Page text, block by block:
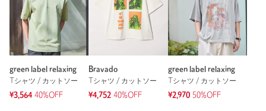
green label relaxing
Tシャツ / カットソー
¥3,564 40%OFF
Bravado
Tシャツ / カットソー
¥4,752 40%OFF
green label relaxing
Tシャツ / カットソー
¥2,970 50%OFF